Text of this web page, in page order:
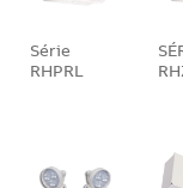
Série
RHPRL